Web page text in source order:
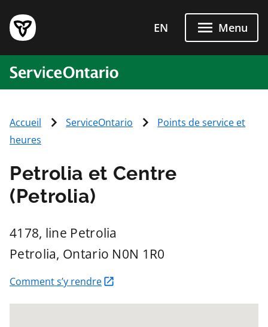
EN Menu
Accueil ServiceOntario
Points de service et
heures
Petrolia et Centre
(Petrolia)
4178, line Petrolia
Petrolia, Ontario N0N 1R0
Comment s’y rendre